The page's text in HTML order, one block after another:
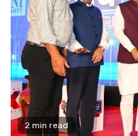
2 min read